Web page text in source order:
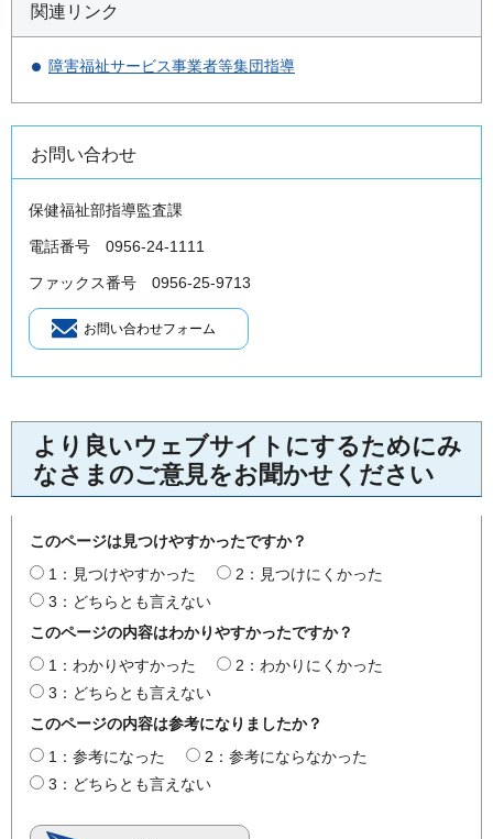
関連リンク
障害福祉サービス事業者等集団指導
お問い合わせ
保健福祉部指導監査課
電話番号 0956-24-1111
ファックス番号 0956-25-9713
より良いウェブサイトにするためにみ
なさまのご意見をお聞かせください
このページは見つけやすかったですか？
1：見つけやすかった
2：見つけにくかった
3：どちらとも言えない
このページの内容はわかりやすかったですか？
1：わかりやすかった
2：わかりにくかった
3：どちらとも言えない
このページの内容は参考になりましたか？
1：参考になった
2：参考にならなかった
3：どちらとも言えない